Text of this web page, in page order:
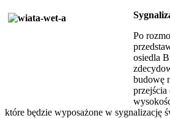
Po
osiedla
budowę
przejścia
które będzie wyposażone w sygnalizację